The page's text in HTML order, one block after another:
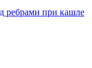
ребрами при кашле